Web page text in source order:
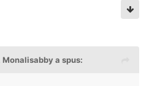
Monalisabbya spus: